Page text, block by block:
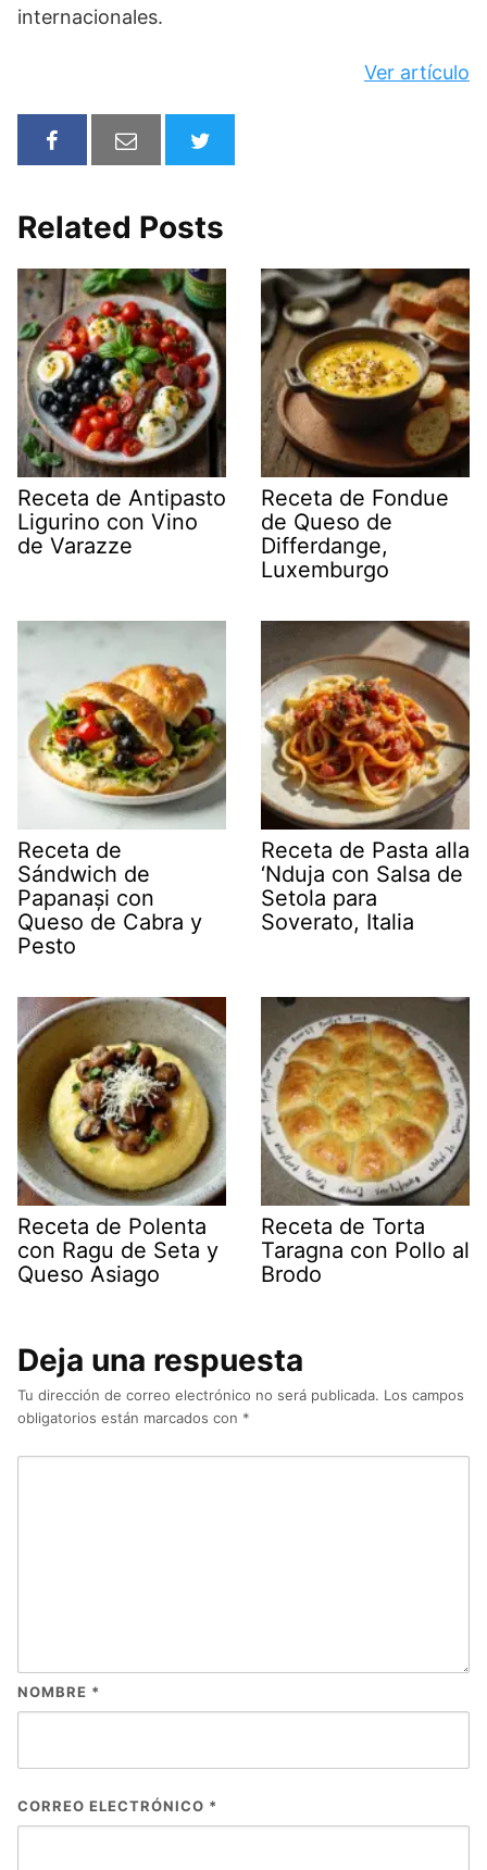
internacionales.
Ver artículo
Related Posts
Receta de Antipasto
Ligurino con Vino
de Varazze
Receta de Fondue
de Queso de
Differdange,
Luxemburgo
Receta de
Sándwich de
Papanași con
Queso de Cabra y
Pesto
Receta de Pasta alla
‘Nduja con Salsa de
Setola para
Soverato, Italia
Receta de Polenta
con Ragu de Seta y
Queso Asiago
Receta de Torta
Taragna con Pollo al
Brodo
Deja una respuesta
Tu dirección de correo electrónico no será publicada. Los campos
obligatorios están marcados con *
NOMBRE *
CORREO ELECTRÓNICO *